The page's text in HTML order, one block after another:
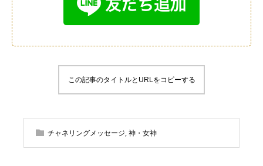
この記事のタイトルとURLをコピーする
チャネリングメッセージ, 神・女神